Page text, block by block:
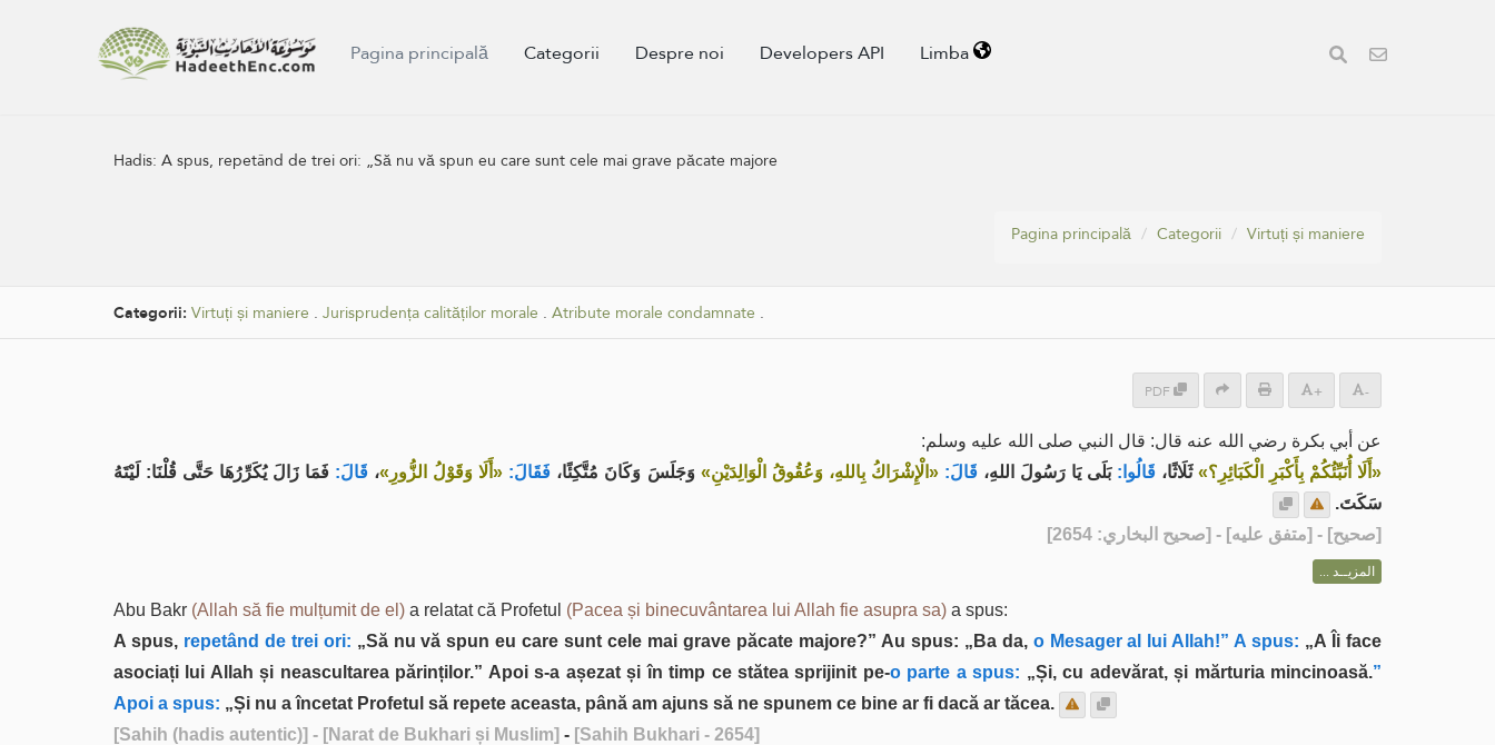
Pagina principală Categorii Despre noi Developers API Limba
Hadis:A spus, repetând de trei ori: „Să nu vă spun eu care sunt cele mai grave păcate majore
Pagina principală Categorii Virtuți și maniere
Categorii: Virtuți și maniere . Jurisprudența calităților morale . Atribute morale condamnate .
PDF + -
عن أبي بكرة رضي الله عنه قال: قال النبي صلى الله عليه وسلم:
«‌أَلَا ‌أُنَبِّئُكُمْ بِأَكْبَرِ الْكَبَائِرِ؟» ثَلَاثًا، قَالُوا: بَلَى يَا رَسُولَ اللهِ، قَالَ: «الْإِشْرَاكُ بِاللهِ، وَعُقُوقُ الْوَالِدَيْنِ» وَجَلَسَ وَكَانَ مُتَّكِئًا، فَقَالَ: «أَلَا وَقَوْلُ الزُّورِ»، قَالَ: فَمَا زَالَ يُكَرِّرُهَا حَتَّى قُلْنَا: لَيْتَهُ
سَكَتَ.
[صحيح] - [متفق عليه] - [صحيح البخاري: 2654]
المزيــد ...
Abu Bakr (Allah să fie mulțumit de el) a relatat că Profetul (Pacea și binecuvântarea lui Allah fie asupra sa) a spus:
A spus,repetând de trei ori: „Să nu vă spun eu care sunt cele mai grave păcate majore?” Au spus: „Ba da,o Mesager al lui Allah!” A spus: „A Îi face
asociați lui Allah și neascultarea părinților.” Apoi s-a așezat și în timp ce stătea sprijinit pe-o parte a spus: „Și, cu adevărat, și mărturia mincinoasă.”
Apoi a spus: „Și nu a încetat Profetul să repete aceasta, până am ajuns să ne spunem ce bine ar fi dacă ar tăcea.
[Sahih (hadis autentic)] - [Narat de Bukhari și Muslim] - [Sahih Bukhari - 2654]